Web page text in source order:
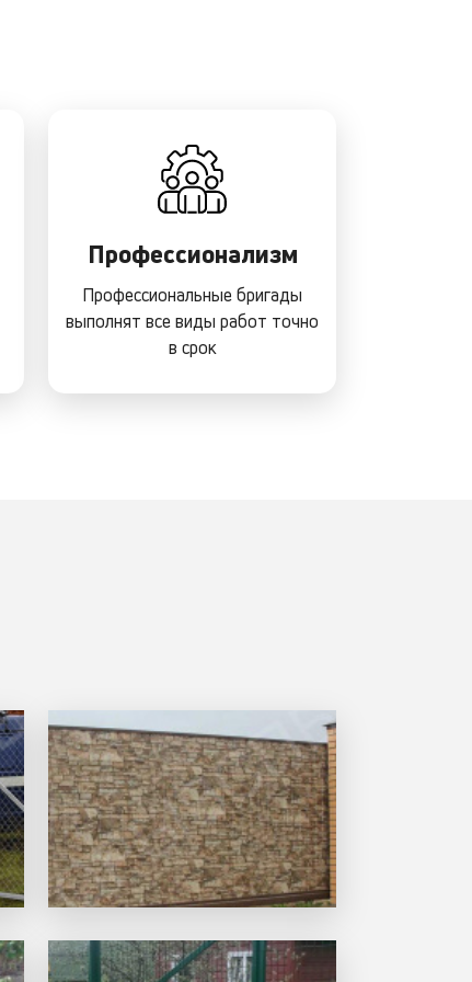
Профессионализм
Профессиональные бригады
выполнят все виды работ точно
в срок